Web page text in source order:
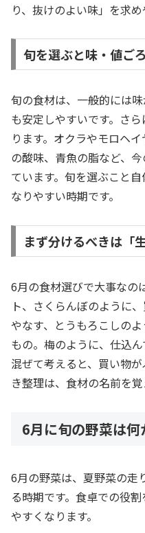
り、抜けのよい味」を求め
旬を選ぶと味・値ご
旬の食材は、一般的には
も安定しやすいです。さ
ります。オクラやモロヘ
の酸味、青魚の脂など、
ています。旬を選ぶこと
なりやすい時期です。
まず分けるべきは「
6月の食材選びで大事なの
ト、さくらんぼのように
やなす、とうもろこしの
もの。梅のように、仕込
混ぜて考えると、買い物
き整理は、食材の名前を
6月に旬の野菜は何
6月の野菜は、夏野菜の走
る時期です。食卓での役
やすくなります。